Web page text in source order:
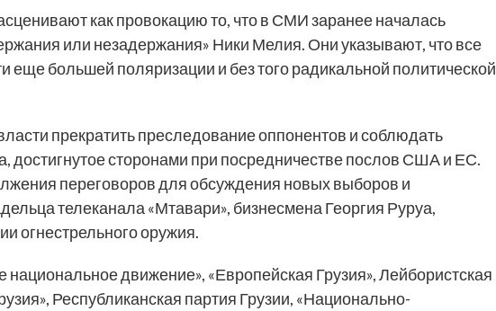
как провокацию то, что в СМИ заранее началась
или незадержания» Ники Мелия. Они указывают, что все
еще большей поляризации и без того радикальной политической
прекратить преследование оппонентов и соблюдать
достигнутое сторонами при посредничестве послов США и ЕС.
переговоров для обсуждения новых выборов и
телеканала «Мтавари», бизнесмена Георгия Руруа,
огнестрельного оружия.
движение», «Европейская Грузия», Лейбористская
Республиканская партия Грузии, «Национально-